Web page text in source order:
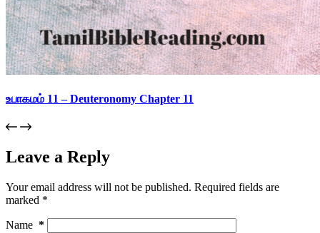
உபாகமம் 11 – Deuteronomy Chapter 11
Leave a Reply
Your email address will not be published. Required fields are
marked *
Name *